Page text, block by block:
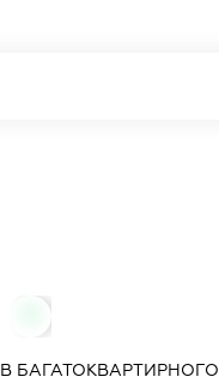
БАГАТОКВАРТИРНОГО